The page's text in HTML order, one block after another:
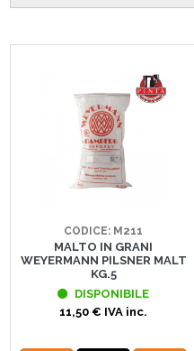
CODICE: M211
MALTO IN GRANI
WEYERMANN PILSNER MALT
KG.5
DISPONIBILE
11,50 € IVA inc.